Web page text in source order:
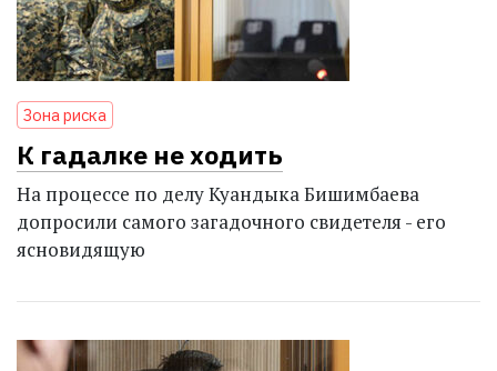
Зона риска
К гадалке не ходить
На процессе по делу Куандыка Бишимбаева
допросили самого загадочного свидетеля - его
ясновидящую